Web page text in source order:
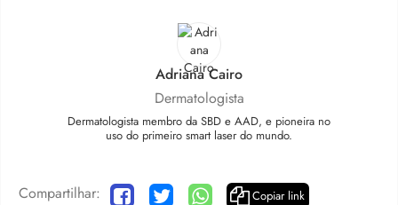
Adriana Cairo
Dermatologista
Dermatologista membro da SBD e AAD, e pioneira no
uso do primeiro smart laser do mundo.
Compartilhar: Copiar link